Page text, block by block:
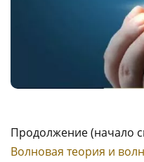
Продолжение (начало
Волновая теория и